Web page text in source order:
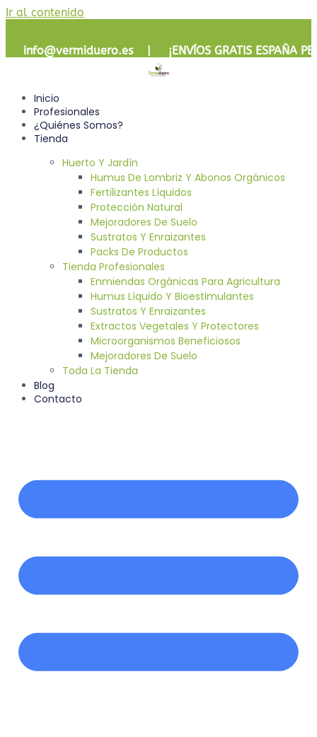
Ir al contenido
info@vermiduero.es | ¡ENVÍOS GRATISESPAÑA
Inicio
Profesionales
¿Quiénes Somos?
Tienda
Huerto Y Jardín
Humus De Lombriz Y Abonos Orgánicos
Fertilizantes Líquidos
Protección Natural
Mejoradores De Suelo
Sustratos Y Enraizantes
Packs De Productos
Tienda Profesionales
Enmiendas Orgánicas Para Agricultura
Humus Líquido Y Bioestimulantes
Sustratos Y Enraizantes
Extractos Vegetales Y Protectores
Microorganismos Beneficiosos
Mejoradores De Suelo
Toda La Tienda
Blog
Contacto